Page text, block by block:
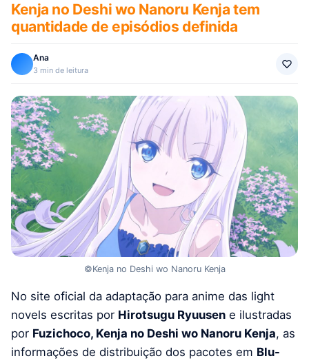
Kenja no Deshi wo Nanoru Kenja tem
quantidade de episódios definida
Ana
3 min de leitura
©Kenja no Deshi wo Nanoru Kenja
No site oficial da adaptação para anime das light
novels escritas por Hirotsugu Ryuusen e ilustradas
por Fuzichoco, Kenja no Deshi wo Nanoru Kenja, as
informações de distribuição dos pacotes em Blu-